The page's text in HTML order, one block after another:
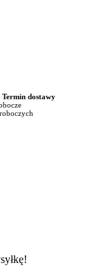
Termin dostawy